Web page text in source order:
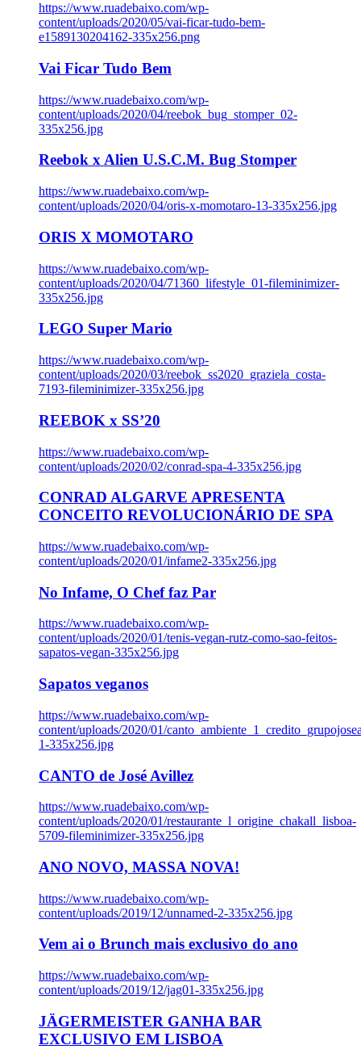
https://www.ruadebaixo.com/wp-
content/uploads/2020/05/vai-ficar-tudo-bem-
e1589130204162-335x256.png
Vai Ficar Tudo Bem
https://www.ruadebaixo.com/wp-
content/uploads/2020/04/reebok_bug_stomper_02-
335x256.jpg
Reebok x Alien U.S.C.M. Bug Stomper
https://www.ruadebaixo.com/wp-
content/uploads/2020/04/oris-x-momotaro-13-335x256.jpg
ORIS X MOMOTARO
https://www.ruadebaixo.com/wp-
content/uploads/2020/04/71360_lifestyle_01-fileminimizer-
335x256.jpg
LEGO Super Mario
https://www.ruadebaixo.com/wp-
content/uploads/2020/03/reebok_ss2020_graziela_costa-
7193-fileminimizer-335x256.jpg
REEBOK x SS’20
https://www.ruadebaixo.com/wp-
content/uploads/2020/02/conrad-spa-4-335x256.jpg
CONRAD ALGARVE APRESENTA
CONCEITO REVOLUCIONÁRIO DE SPA
https://www.ruadebaixo.com/wp-
content/uploads/2020/01/infame2-335x256.jpg
No Infame, O Chef faz Par
https://www.ruadebaixo.com/wp-
content/uploads/2020/01/tenis-vegan-rutz-como-sao-feitos-
sapatos-vegan-335x256.jpg
Sapatos veganos
https://www.ruadebaixo.com/wp-
content/uploads/2020/01/
1-335x256.jpg
CANTO de José Avillez
https://www.ruadebaixo.com/wp-
content/uploads/2020/01/restaurante_l_origine_chakall_lisboa-
5709-fileminimizer-335x256.jpg
ANO NOVO, MASSA NOVA!
https://www.ruadebaixo.com/wp-
content/uploads/2019/12/unnamed-2-335x256.jpg
Vem ai o Brunch mais exclusivo do ano
https://www.ruadebaixo.com/wp-
content/uploads/2019/12/jag01-335x256.jpg
JÄGERMEISTER GANHA BAR
EXCLUSIVO EM LISBOA